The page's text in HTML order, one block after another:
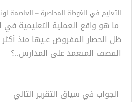
التعليم في الغوطة المحاصرة – العاصمة
ما هو واقع العملية التعليمية
ظل الحصار المفروض عليها منذ
القصف المتعمد على المدارس..؟
الجواب في سياق التقرير التالي